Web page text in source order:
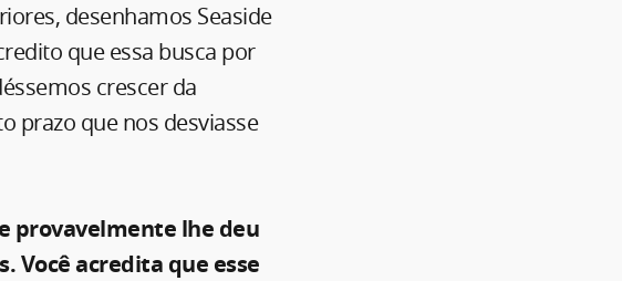
desenhamos Seaside
que essa busca por
crescer da
prazo que nos desviasse
provavelmente lhe deu
Você acredita que esse